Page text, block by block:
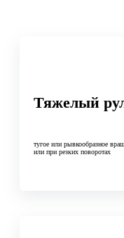
Тяжелый
тугое или рывкообразное
или при резких поворотах